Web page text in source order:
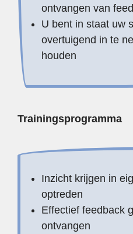
ontvangen van
U bent in staat uw
overtuigend in te
houden
Trainingsprogramma
Inzicht krijgen in
optreden
Effectief feedback
ontvangen